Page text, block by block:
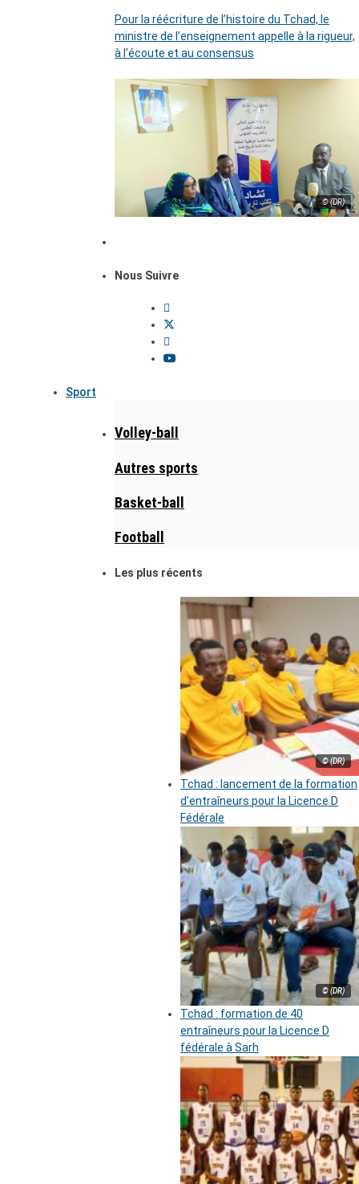
Pour la réécriture de l’histoire du Tchad, le
ministre de l’enseignement appelle à la rigueur,
à l’écoute et au consensus
© (DR)
Nous Suivre
Sport
Volley-ball
Autres sports
Basket-ball
Football
Les plus récents
© (DR)
Tchad : lancement de la formation
d’entraîneurs pour la Licence D
Fédérale
© (DR)
Tchad : formation de 40
entraîneurs pour la Licence D
fédérale à Sarh